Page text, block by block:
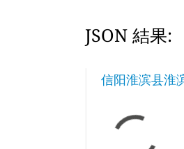
JSON 結果:
信阳淮滨县淮